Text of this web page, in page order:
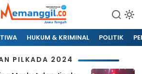
HUKUM & KRIMINAL POLITIK
PILKADA 2024